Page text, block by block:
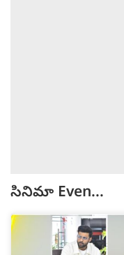
సినిమా Even...